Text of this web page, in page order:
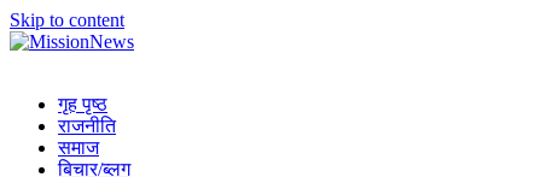
Skip to content
गृह पृष्ठ
राजनीति
समाज
बिचार/ब्लग